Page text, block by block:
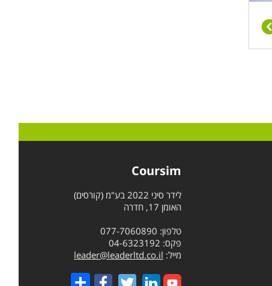
Coursim
לידר סיני 2022 בע"מ (קורסים)
האומן 17, חדרה
טלפון: 077-7060890
פקס: 04-6323192
מייל: leader@leaderltd.co.il
Share